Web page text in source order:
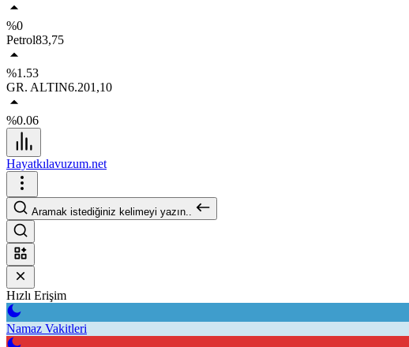
%0
Petrol83,75
%1.53
GR. ALTIN6.201,10
%0.06
Hayatkılavuzum.net
Aramak istediğiniz kelimeyi yazın..
Hızlı Erişim
Namaz Vakitleri